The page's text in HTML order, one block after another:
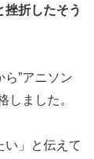
折したそう
”アニソン
しました。
い」と伝えて